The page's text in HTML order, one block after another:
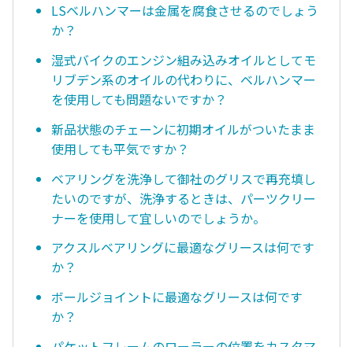
LSベルハンマーは金属を腐食させるのでしょう
か？
湿式バイクのエンジン組み込みオイルとしてモ
リブデン系のオイルの代わりに、ベルハンマー
を使用しても問題ないですか？
新品状態のチェーンに初期オイルがついたまま
使用しても平気ですか？
ベアリングを洗浄して御社のグリスで再充填し
たいのですが、洗浄するときは、パーツクリー
ナーを使用して宜しいのでしょうか。
アクスルベアリングに最適なグリースは何です
か？
ボールジョイントに最適なグリースは何です
か？